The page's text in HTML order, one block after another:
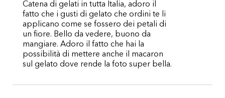
Catena di gelati in tutta Italia, adoro il
fatto che i gusti di gelato che ordini te li
applicano come se fossero dei petali di
un fiore. Bello da vedere, buono da
mangiare. Adoro il fatto che hai la
possibilità di mettere anche il macaron
sul gelato dove rende la foto super bella.